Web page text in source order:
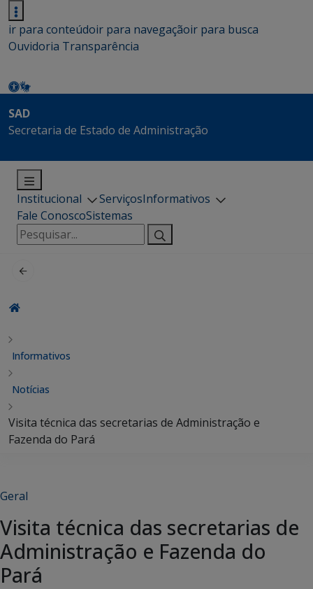
ir para conteúdoir para navegaçãoir para busca
Ouvidoria Transparência
SAD
Secretaria de Estado de Administração
Institucional ServiçosInformativos
Fale ConoscoSistemas
Pesquisar
por:
Informativos
Notícias
Visita técnica das secretarias de Administração e
Fazenda do Pará
Geral
Visita técnica das secretarias de
Administração e Fazenda do
Pará